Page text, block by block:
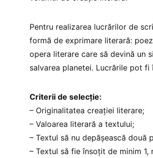
Pentru realizarea lucrărilor de
formă de exprimare literară:
opera literare care să devină un
salvarea planetei. Lucrările pot
Criterii de selecție:
– Originalitatea creației literare;
– Valoarea literară a textului;
– Textul să nu depășească două
– Textul să fie însoțit de minim 1,